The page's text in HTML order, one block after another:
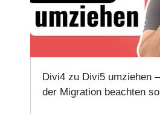
Divi4 zu Divi5 umziehen
der Migration beachten